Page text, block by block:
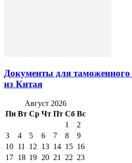
Документы для
из Китая
Август 2026
Пн Вт Ср Чт Пт Сб Вс
1
2
3
4 5 6 7 8
9
10 11 12 13 14 15 16
17 18 19 20 21 22 23